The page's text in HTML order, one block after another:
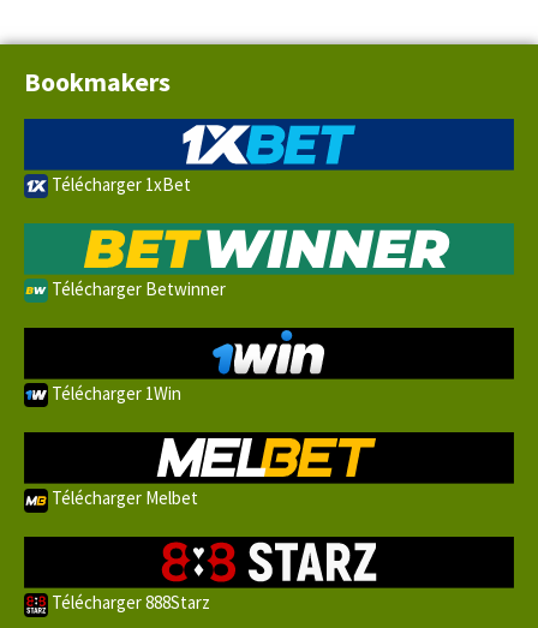
Bookmakers
Télécharger 1xBet
Télécharger Betwinner
Télécharger 1Win
Télécharger Melbet
Télécharger 888Starz